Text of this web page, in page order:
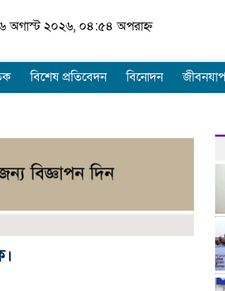
অগাস্ট ২০২৬, ০৪:৫৪ অপরাহ্ন
বিশেষ প্রতিবেদন বিনোদন